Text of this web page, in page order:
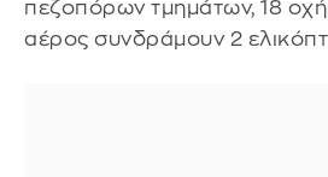
πεζοπόρων τμημάτων, 18
αέρος συνδράμουν 2